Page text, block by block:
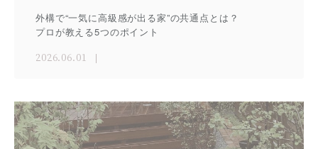
外構で“一気に高級感が出る家”の共通点とは？
プロが教える5つのポイント
2026.06.01